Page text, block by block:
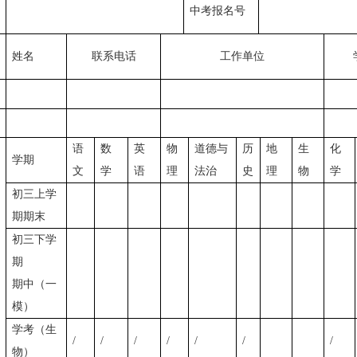
中考报名号
姓名 联系电话 工作单位
学期
语
文
数
学
英
语
物
理
道德与
法治
历
史
地
理
生
物
化
学
初三上学
期期末
初三下学
期
期中（一
模）
学考（生
物 ）
/ / / / / / /